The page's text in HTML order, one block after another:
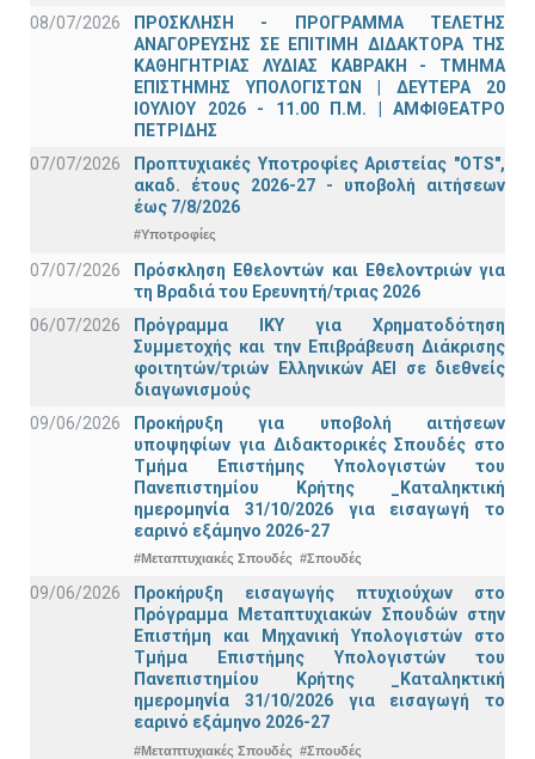
08/07/2026
ΠΡΟΣΚΛΗΣΗ - ΠΡΟΓΡΑΜΜΑ ΤΕΛΕΤΗΣ
ΑΝΑΓΟΡΕΥΣΗΣ ΣΕ ΕΠΙΤΙΜΗ ΔΙΔΑΚΤΟΡΑ ΤΗΣ
ΚΑΘΗΓΗΤΡΙΑΣ ΛΥΔΙΑΣ ΚΑΒΡΑΚΗ - ΤΜΗΜΑ
ΕΠΙΣΤΗΜΗΣ ΥΠΟΛΟΓΙΣΤΩΝ | ΔΕΥΤΕΡΑ 20
ΙΟΥΛΙΟΥ 2026 - 11.00 Π.Μ. | ΑΜΦΙΘΕΑΤΡΟ
ΠΕΤΡΙΔΗΣ
07/07/2026
Προπτυχιακές Υποτροφίες Αριστείας "OTS",
ακαδ. έτους 2026-27 - υποβολή αιτήσεων
έως 7/8/2026
#Υποτροφίες
07/07/2026
Πρόσκληση Εθελοντών και Εθελοντριών για
τη Βραδιά του Ερευνητή/τριας 2026
06/07/2026
Πρόγραμμα ΙΚΥ για Χρηματοδότηση
Συμμετοχής και την Επιβράβευση Διάκρισης
φοιτητών/τριών Ελληνικών ΑΕΙ σε διεθνείς
διαγωνισμούς
09/06/2026
Προκήρυξη για υποβολή αιτήσεων
υποψηφίων για Διδακτορικές Σπουδές στο
Τμήμα Eπιστήμης Υπολογιστών του
Πανεπιστημίου Κρήτης _Καταληκτική
ημερομηνία 31/10/2026 για εισαγωγή το
εαρινό εξάμηνο 2026-27
#Μεταπτυχιακές Σπουδές #Σπουδές
09/06/2026
Προκήρυξη εισαγωγής πτυχιούχων στo
Πρόγραμμα Μεταπτυχιακών Σπουδών στην
Επιστήμη και Μηχανική Υπολογιστών στο
Τμήμα Eπιστήμης Υπολογιστών του
Πανεπιστημίου Κρήτης _Καταληκτική
ημερομηνία 31/10/2026 για εισαγωγή το
εαρινό εξάμηνο 2026-27
#Μεταπτυχιακές Σπουδές #Σπουδές